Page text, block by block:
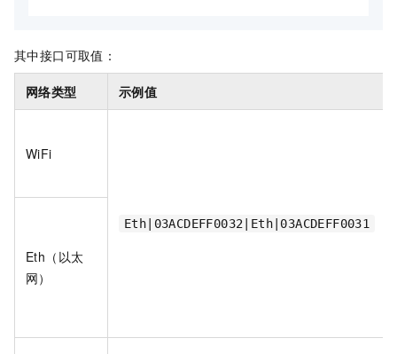
其中接口可取值：
网络类型 示例值
WiFi
Eth|03ACDEFF0032|Eth|03ACDEFF0031
Eth（以太
网）